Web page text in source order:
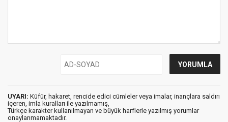
UYARI: Küfür, hakaret, rencide edici cümleler veya imalar, inançlara saldırı
içeren, imla kuralları ile yazılmamış,
Türkçe karakter kullanılmayan ve büyük harflerle yazılmış yorumlar
onaylanmamaktadır.